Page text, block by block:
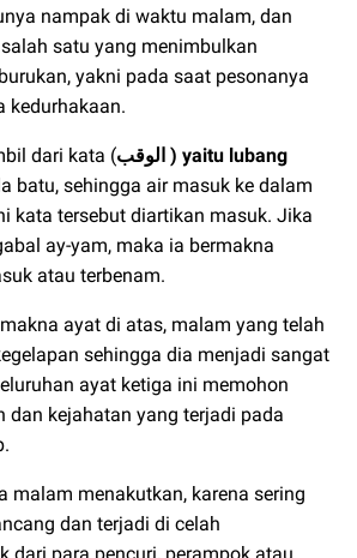
nampak di waktu malam, dan
satu yang menimbulkan
yakni pada saat pesonanya
kedurhakaan.
dari kata (الوقب ) yaitu lubang
batu, sehingga air masuk ke dalam
kata tersebut diartikan masuk. Jika
ay-yam, maka ia bermakna
atau terbenam.
ayat di atas, malam yang telah
sehingga dia menjadi sangat
ayat ketiga ini memohon
dan kejahatan yang terjadi pada
malam menakutkan, karena sering
dan terjadi di celah